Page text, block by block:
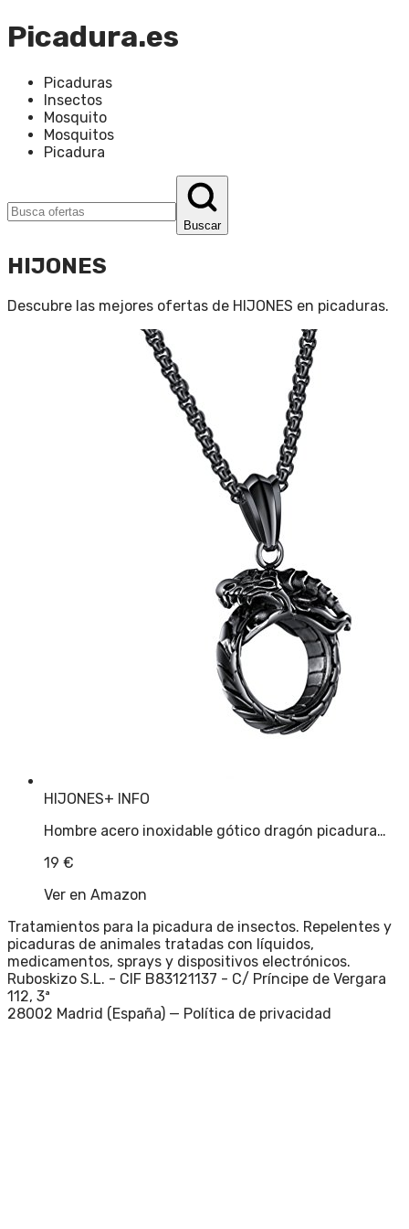
Picadura.es
Picaduras
Insectos
Mosquito
Mosquitos
Picadura
Buscar
HIJONES
Descubre las mejores ofertas de HIJONES en picaduras.
HIJONES+ INFO
Hombre acero inoxidable gótico dragón picadura…
19 €
Ver en Amazon
Tratamientos para la picadura de insectos. Repelentes y
picaduras de animales tratadas con líquidos,
medicamentos, sprays y dispositivos electrónicos.
Ruboskizo S.L. - CIF B83121137 - C/ Príncipe de Vergara
112, 3ª
28002 Madrid (España) — Política de privacidad